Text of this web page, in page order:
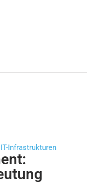
Infrastrukturen